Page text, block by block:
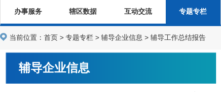
办事服务 辖区数据 互动交流 专题专栏
当前位置： 首页 > 专题专栏 > 辅导企业信息 > 辅导工作总结报告
辅导企业信息